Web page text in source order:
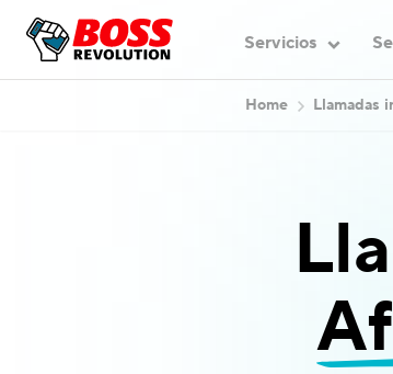
Servicios
Home Llamadas